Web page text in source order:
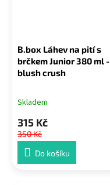
B.box Láhev na pití s
brčkem Junior 380 ml -
blush crush
Skladem
315 Kč
350 Kč
Do košíku